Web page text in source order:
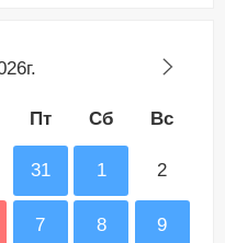
Пт Сб Вс
31 1 2
7 8 9